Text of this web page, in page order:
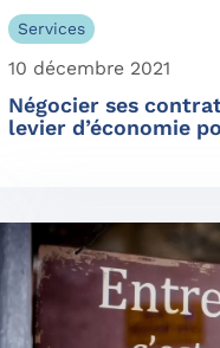
Services
10 décembre 2021
Négocier ses
levier d’économie